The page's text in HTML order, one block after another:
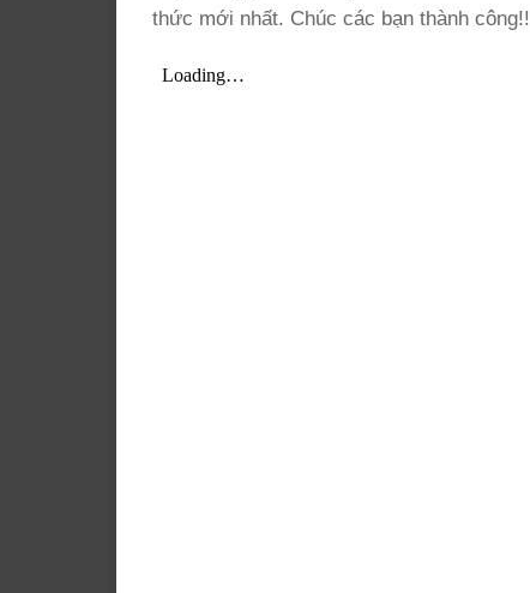
thức mới nhất. Chúc các bạn thành công!!